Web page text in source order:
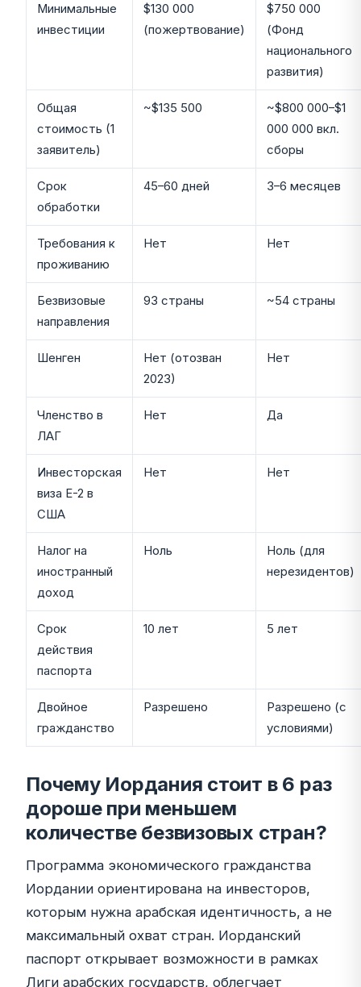
Минимальные
инвестиции
$130 000
(пожертвование)
$750 000
(Фонд
национального
развития)
Общая
стоимость (1
заявитель)
~$135 500
~$800 000–$1
000 000 вкл.
сборы
Срок
обработки
45–60 дней 3–6 месяцев
Требования к
проживанию
Нет Нет
Безвизовые
направления
93 страны ~54 страны
Шенген
Нет (отозван
2023)
Нет
Членство в
ЛАГ
Нет Да
Инвесторская
виза E-2 в
США
Нет Нет
Налог на
иностранный
доход
Ноль
Ноль (для
нерезидентов)
Срок
действия
паспорта
10 лет 5 лет
Двойное
гражданство
Разрешено
Разрешено (с
условиями)
Почему Иордания стоит в 6 раз
дороше при меньшем
количестве безвизовых стран?
Программа экономического гражданства
Иордании ориентирована на инвесторов,
которым нужна арабская идентичность, а не
максимальный охват стран. Иорданский
паспорт открывает возможности в рамках
Лиги арабских государств, облегчает